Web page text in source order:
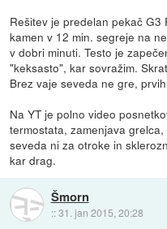
Rešitev je predelan pekač
kamen v 12 min. segreje na
v dobri minuti. Testo je
"keksasto", kar sovražim.
Brez vaje seveda ne gre,
Na YT je polno video
termostata, zamenjava
seveda ni za otroke in
kar drag.
Šmorn
::31. jan 2015, 20:28